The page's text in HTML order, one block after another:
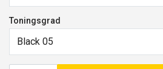
Toningsgrad
Black 05